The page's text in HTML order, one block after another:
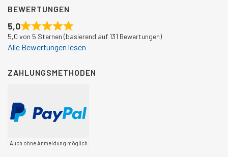
BEWERTUNGEN
5,0
5,0 von 5 Sternen (basierend auf 131 Bewertungen)
Alle Bewertungen lesen
ZAHLUNGSMETHODEN
Auch ohne Anmeldung möglich